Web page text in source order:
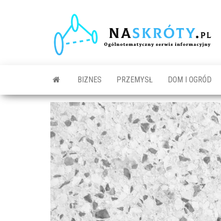
BIZNES PRZEMYSŁ DOM I OGRÓD